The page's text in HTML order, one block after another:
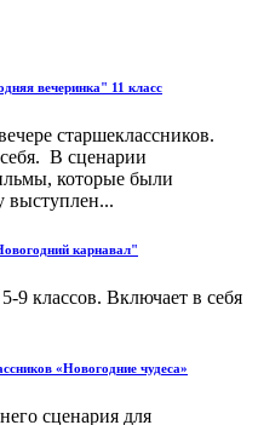
вечеринка" 11 класс
старшеклассников.
В сценарии
которые были
выступлен...
карнавал"
9 классов. Включает в себя
«Новогодние чудеса»
сценария для